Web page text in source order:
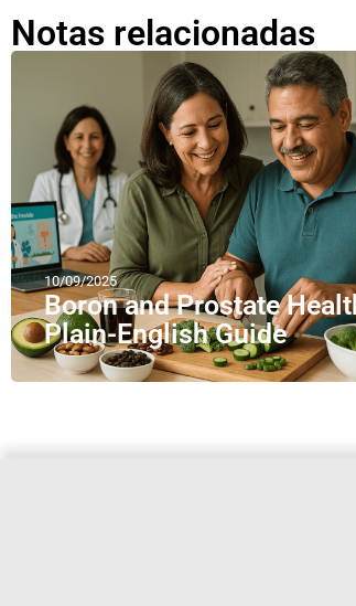
Notas relacionadas
10/09/2025
Boron and Prostate
Plain-English Guide